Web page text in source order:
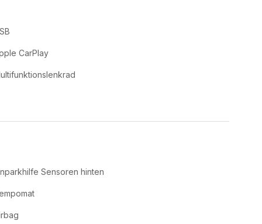
CarPlay
Sensoren hinten